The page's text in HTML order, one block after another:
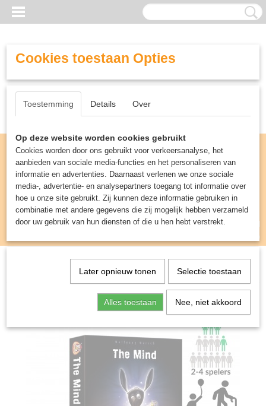
Inloggen Registreren
UW WINKELWAGEN
(0)
Spellen & Puzzels> The Mind - Kaartspel
Cookies toestaan Opties
Toestemming Details Over
Op deze website worden cookies gebruikt
Cookies worden door ons gebruikt voor verkeersanalyse, het
aanbieden van sociale media-functies en het personaliseren van
informatie en advertenties. Daarnaast verlenen we onze sociale
media-, advertentie- en analysepartners toegang tot informatie over
hoe u onze site gebruikt. Zij kunnen deze informatie gebruiken in
combinatie met andere gegevens die zij mogelijk hebben verzameld
door uw gebruik van hun diensten of die u hen hebt verstrekt.
Later opnieuw tonen Selectie toestaan
Alles toestaan Nee, niet akkoord